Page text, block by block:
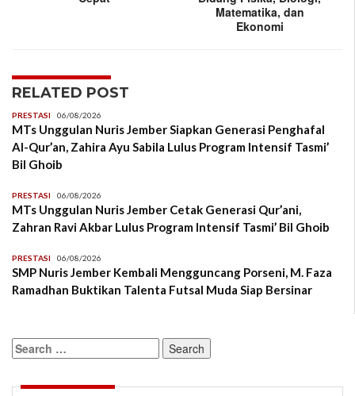
Matematika, dan
Ekonomi
RELATED POST
PRESTASI 06/08/2026
MTs Unggulan Nuris Jember Siapkan Generasi Penghafal
Al-Qur’an, Zahira Ayu Sabila Lulus Program Intensif Tasmi’
Bil Ghoib
PRESTASI 06/08/2026
MTs Unggulan Nuris Jember Cetak Generasi Qur’ani,
Zahran Ravi Akbar Lulus Program Intensif Tasmi’ Bil Ghoib
PRESTASI 06/08/2026
SMP Nuris Jember Kembali Mengguncang Porseni, M. Faza
Ramadhan Buktikan Talenta Futsal Muda Siap Bersinar
Search
for: